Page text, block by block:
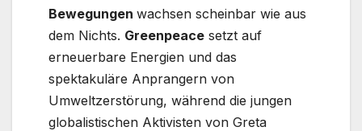
Bewegungen wachsen scheinbar wie aus
dem Nichts. Greenpeace setzt auf
erneuerbare Energien und das
spektakuläre Anprangern von
Umweltzerstörung, während die jungen
globalistischen Aktivisten von Greta